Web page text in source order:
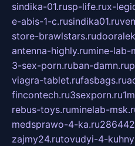
sindika-01.rusp-life.rux-
e-abis-1-c.rusindika01.ru
store-brawlstars.ru
antenna-highly.rumine-lab-
3-sex-porn.ruban-damn.ru
viagra-tablet.rufasbags.ru
fincontech.ru3sexporn.ru
rebus-toys.ruminelab-
medsprawo-4-ka.ru
zajmy24.rutovudyi-4-